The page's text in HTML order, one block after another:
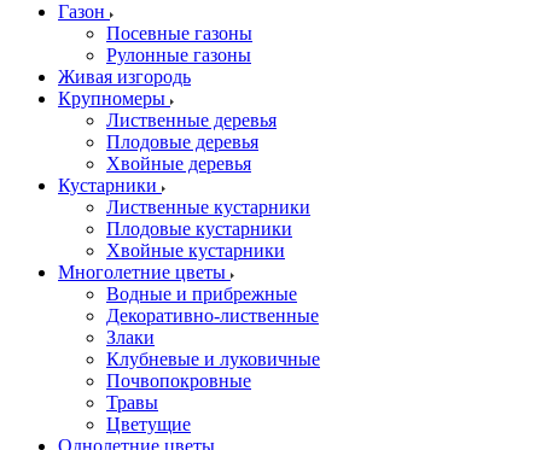
Газон
Посевные газоны
Рулонные газоны
Живая изгородь
Крупномеры
Лиственные деревья
Плодовые деревья
Хвойные деревья
Кустарники
Лиственные кустарники
Плодовые кустарники
Хвойные кустарники
Многолетние цветы
Водные и прибрежные
Декоративно-лиственные
Злаки
Клубневые и луковичные
Почвопокровные
Травы
Цветущие
Однолетние цветы